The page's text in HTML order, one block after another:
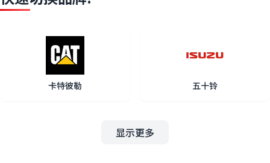
卡特彼勒 五十铃
显示更多